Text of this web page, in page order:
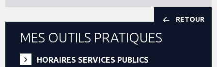
RETOUR
MES OUTILS PRATIQUES
HORAIRES SERVICES PUBLICS